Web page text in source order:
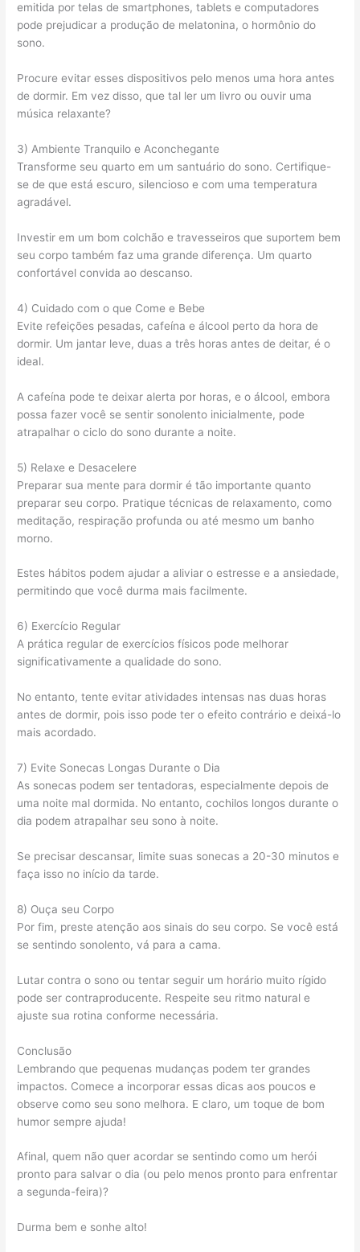
emitida por telas de smartphones, tablets e computadores
pode prejudicar a produção de melatonina, o hormônio do
sono.
Procure evitar esses dispositivos pelo menos uma hora antes
de dormir. Em vez disso, que tal ler um livro ou ouvir uma
música relaxante?
3) Ambiente Tranquilo e Aconchegante
Transforme seu quarto em um santuário do sono. Certifique-
se de que está escuro, silencioso e com uma temperatura
agradável.
Investir em um bom colchão e travesseiros que suportem bem
seu corpo também faz uma grande diferença. Um quarto
confortável convida ao descanso.
4) Cuidado com o que Come e Bebe
Evite refeições pesadas, cafeína e álcool perto da hora de
dormir. Um jantar leve, duas a três horas antes de deitar, é o
ideal.
A cafeína pode te deixar alerta por horas, e o álcool, embora
possa fazer você se sentir sonolento inicialmente, pode
atrapalhar o ciclo do sono durante a noite.
5) Relaxe e Desacelere
Preparar sua mente para dormir é tão importante quanto
preparar seu corpo. Pratique técnicas de relaxamento, como
meditação, respiração profunda ou até mesmo um banho
morno.
Estes hábitos podem ajudar a aliviar o estresse e a ansiedade,
permitindo que você durma mais facilmente.
6) Exercício Regular
A prática regular de exercícios físicos pode melhorar
significativamente a qualidade do sono.
No entanto, tente evitar atividades intensas nas duas horas
antes de dormir, pois isso pode ter o efeito contrário e deixá-lo
mais acordado.
7) Evite Sonecas Longas Durante o Dia
As sonecas podem ser tentadoras, especialmente depois de
uma noite mal dormida. No entanto, cochilos longos durante o
dia podem atrapalhar seu sono à noite.
Se precisar descansar, limite suas sonecas a 20-30 minutos e
faça isso no início da tarde.
8) Ouça seu Corpo
Por fim, preste atenção aos sinais do seu corpo. Se você está
se sentindo sonolento, vá para a cama.
Lutar contra o sono ou tentar seguir um horário muito rígido
pode ser contraproducente. Respeite seu ritmo natural e
ajuste sua rotina conforme necessária.
Conclusão
Lembrando que pequenas mudanças podem ter grandes
impactos. Comece a incorporar essas dicas aos poucos e
observe como seu sono melhora. E claro, um toque de bom
humor sempre ajuda!
Afinal, quem não quer acordar se sentindo como um herói
pronto para salvar o dia (ou pelo menos pronto para enfrentar
a segunda-feira)?
Durma bem e sonhe alto!